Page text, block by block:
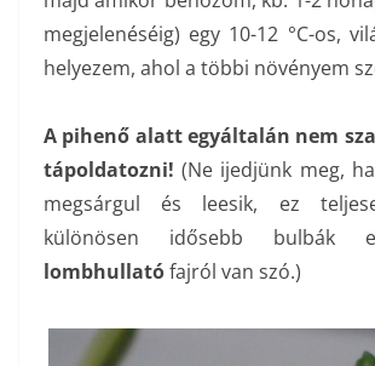
megjelenéséig) egy 10-12 °C-os,
helyezem, ahol a többi növényem
A pihenő alatt egyáltalán nem
tápoldatozni! (Ne ijedjünk meg,
megsárgul és leesik, ez
különösen idősebb bulbák
lombhullatófajról van szó.)